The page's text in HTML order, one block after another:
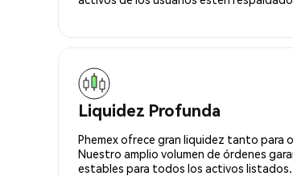
Liquidez Profunda
Phemex ofrece gran liquidez tanto para
Nuestro amplio volumen de órdenes
estables para todos los activos listados.